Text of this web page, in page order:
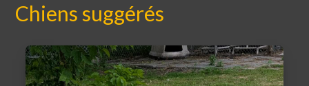
Chiens suggérés